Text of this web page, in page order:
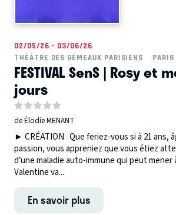
02/05/26 - 03/06/26
THÉÂTRE DES GÉMEAUX PARISIENS
PARIS
FESTIVAL SenS | Rosy et
jours
de Élodie MENANT
► CRÉATION Que feriez-vous si à 21 ans,
passion, vous appreniez que vous étiez
d’une maladie auto-immune qui peut mener
Valentine va...
En savoir plus